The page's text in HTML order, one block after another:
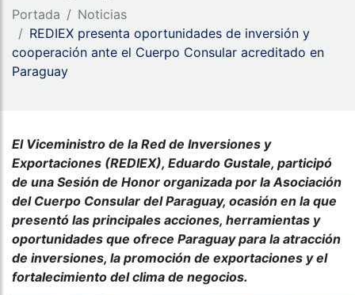
Portada
Noticias
REDIEX presenta oportunidades de inversión y
cooperación ante el Cuerpo Consular acreditado en
Paraguay
El Viceministro de la Red de Inversiones y
Exportaciones (REDIEX), Eduardo Gustale, participó
de una Sesión de Honor organizada por la Asociación
del Cuerpo Consular del Paraguay, ocasión en la que
presentó las principales acciones, herramientas y
oportunidades que ofrece Paraguay para la atracción
de inversiones, la promoción de exportaciones y el
fortalecimiento del clima de negocios.